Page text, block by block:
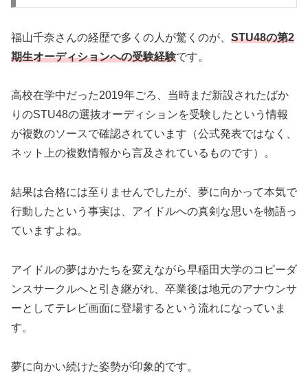
福山千奈さんの経歴で多くの人が驚くのが、 STU48の第2
期生オーディションへの受験経験です。
高校在学中だった2019年ごろ、当時まだ新設されたばか
りのSTU48の選抜オーディションを受験したという情報
が複数のソースで確認されています（公式発表ではなく、
ネット上の複数情報から言及されているものです）。
結果は合格には至りませんでしたが、夢に向かって本気で
行動したという事実は、アイドルへの真剣な思いを物語っ
ていますよね。
アイドルの夢はかたちを変えながら早稲田大学のコピーダ
ンスサークルへと引き継がれ、卒業後は地元のアナウンサ
ーとしてテレビ画面に登場するという流れになっていま
す。
夢に向かい続けた姿勢が印象的です。